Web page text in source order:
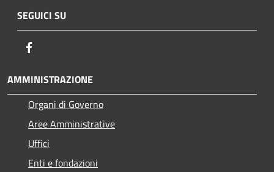
SEGUICI SU
AMMINISTRAZIONE
Organi di Governo
Aree Amministrative
Uffici
Enti e fondazioni